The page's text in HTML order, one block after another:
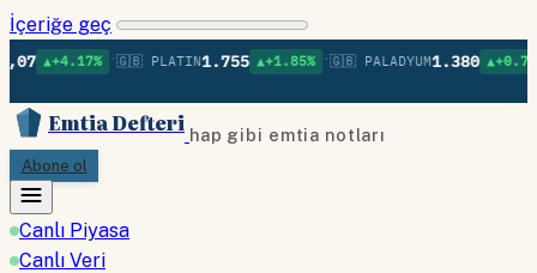
İçeriğe geç
•🇬🇧 PLATIN1.755 ▲+1.85% •🇬🇧 PALADYUM1.380 ▲+0.76% •🇬🇧
Emtia Defteri hap gibi emtia notları
Abone ol
Canlı Piyasa
Canlı Veri